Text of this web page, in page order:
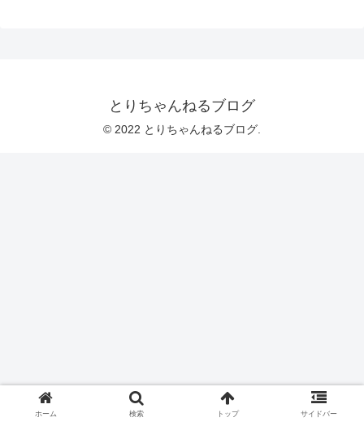
とりちゃんねるブログ
© 2022 とりちゃんねるブログ.
ホーム 検索 トップ サイドバー